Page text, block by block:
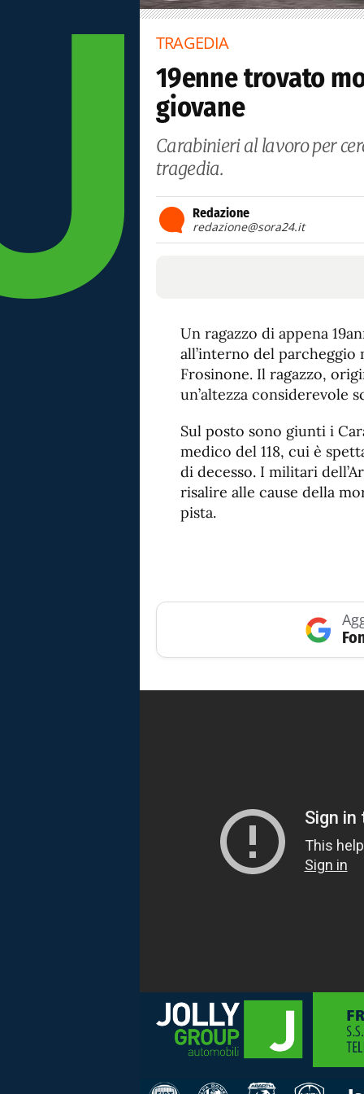
TRAGEDIA
19enne trovato
giovane
Carabinieri al lavoro per
tragedia.
Redazione
redazione@sora24.it
Un ragazzo di appena
all’interno del
Frosinone. Il ragazzo,
un’altezza considerevole
Sul posto sono giunti i
medico del 118, cui è
di decesso. I militari
risalire alle cause della
pista.